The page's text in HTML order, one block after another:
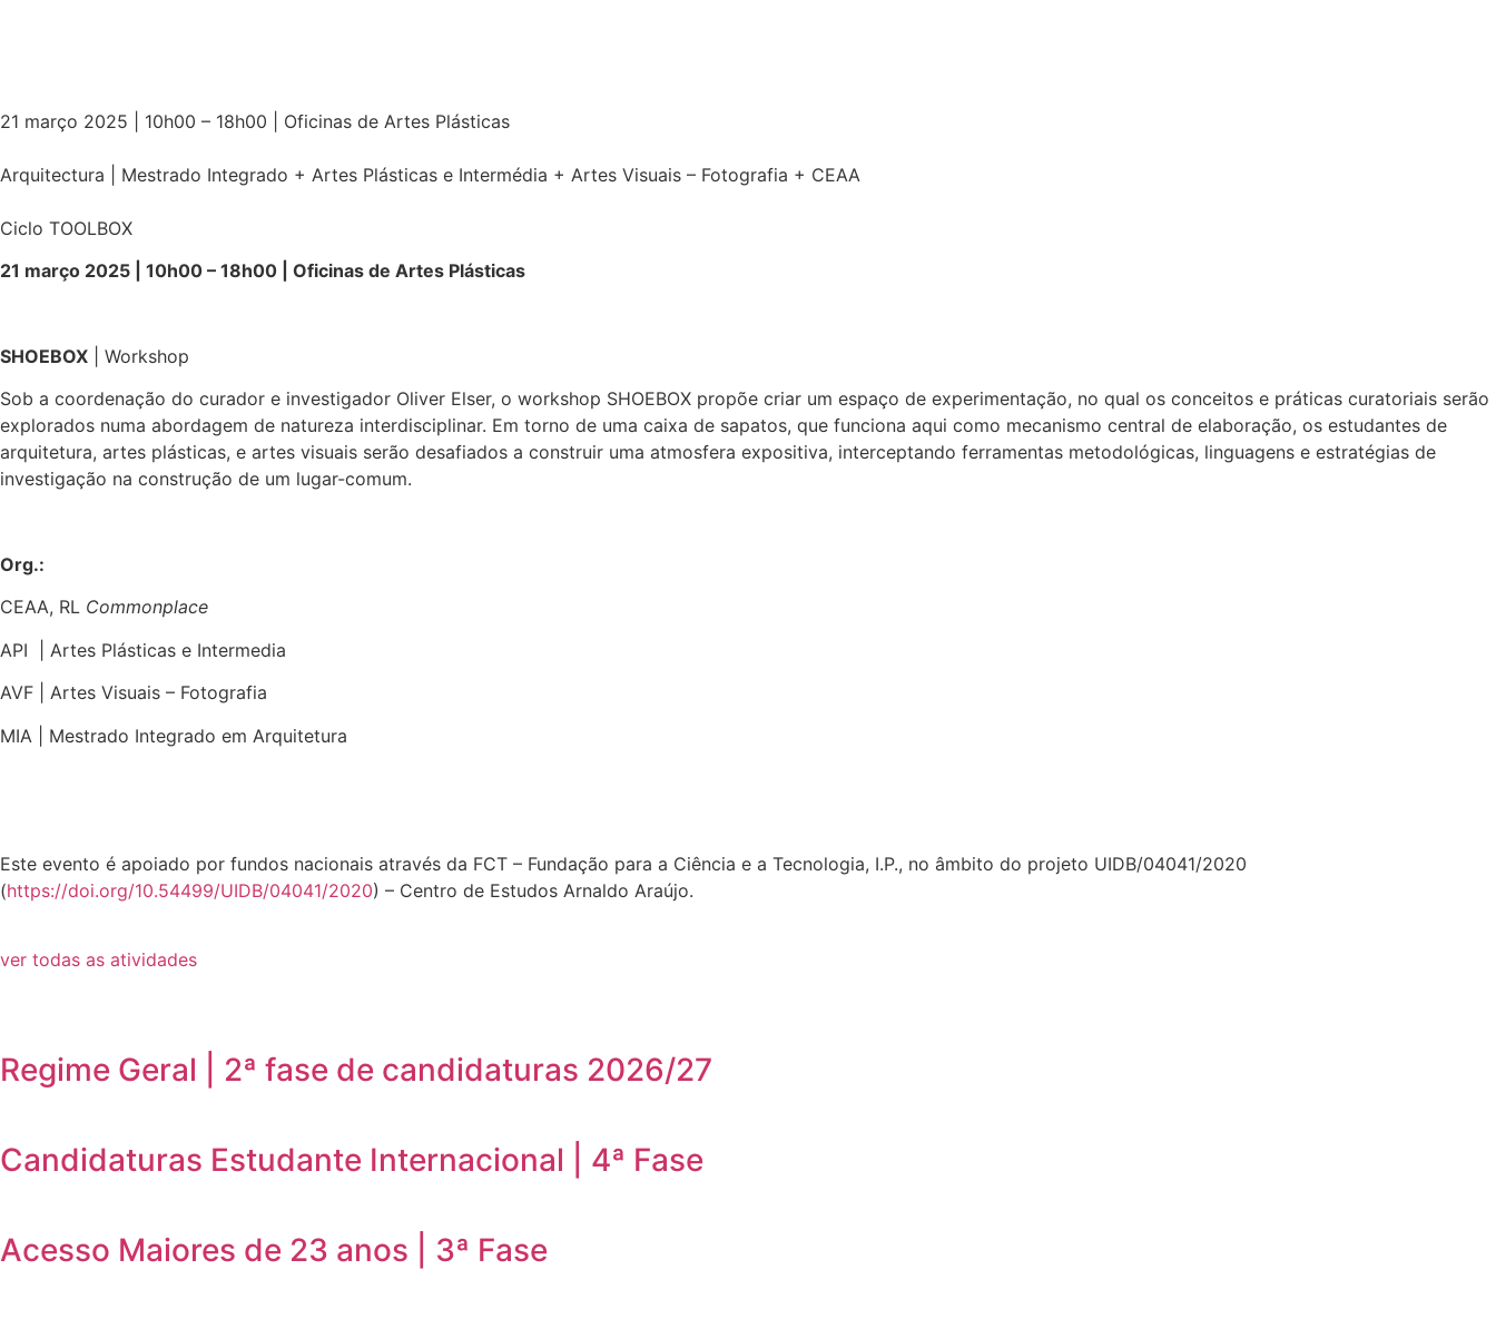
21 março 2025 | 10h00 – 18h00 | Oficinas de Artes Plásticas
Arquitectura | Mestrado Integrado + Artes Plásticas e Intermédia + Artes Visuais – Fotografia + CEAA
Ciclo TOOLBOX
21 março 2025 | 10h00 – 18h00 | Oficinas de Artes Plásticas
SHOEBOX | Workshop
Sob a coordenação do curador e investigador Oliver Elser, o workshop SHOEBOX propõe criar um espaço de experimentação, no qual os conceitos e práticas curatoriais serão
explorados numa abordagem de natureza interdisciplinar. Em torno de uma caixa de sapatos, que funciona aqui como mecanismo central de elaboração, os estudantes de
arquitetura, artes plásticas, e artes visuais serão desafiados a construir uma atmosfera expositiva, interceptando ferramentas metodológicas, linguagens e estratégias de
investigação na construção de um lugar-comum.
Org.:
CEAA, RL Commonplace
API | Artes Plásticas e Intermedia
AVF | Artes Visuais – Fotografia
MIA | Mestrado Integrado em Arquitetura
Este evento é apoiado por fundos nacionais através da FCT – Fundação para a Ciência e a Tecnologia, I.P., no âmbito do projeto UIDB/04041/2020
(https://doi.org/10.54499/UIDB/04041/2020) – Centro de Estudos Arnaldo Araújo.
ver todas as atividades
Regime Geral | 2ª fase de candidaturas 2026/27
Candidaturas Estudante Internacional | 4ª Fase
Acesso Maiores de 23 anos | 3ª Fase